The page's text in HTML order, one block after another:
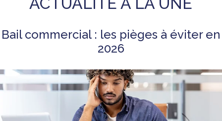
Bail commercial : les pièges à éviter en
2026